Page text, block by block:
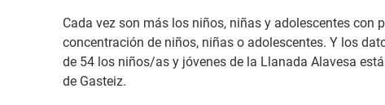
Cada vez son más los niños, niñas y adolescentes
concentración de niños, niñas o adolescentes. Y los
de 54 los niños/as y jóvenes de la Llanada Alavesa
de Gasteiz.